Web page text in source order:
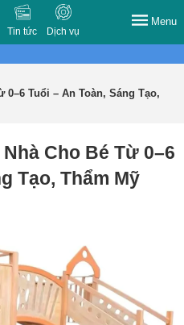
Tin tức Dịch vụ
Menu
0–6 Tuổi – An Toàn, Sáng Tạo,
Cho Bé Từ 0–6
Tạo, Thẩm Mỹ